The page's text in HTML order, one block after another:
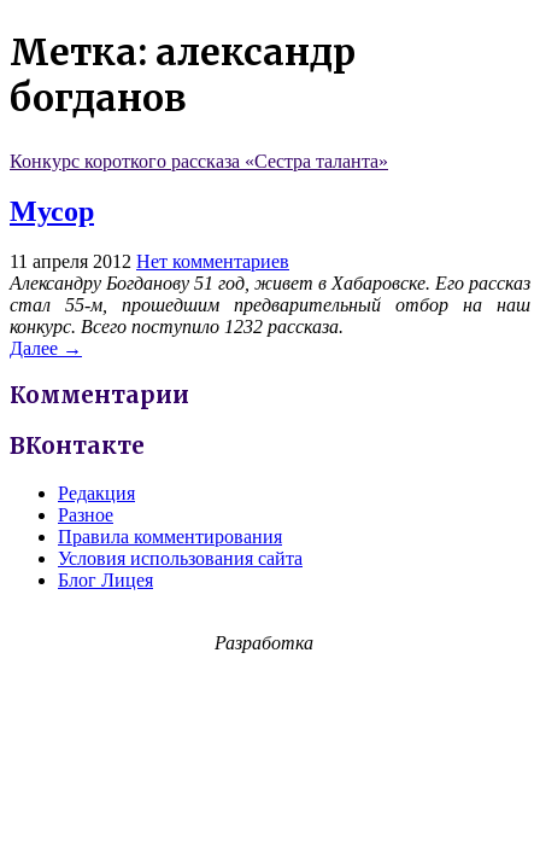
Метка: александр
богданов
Конкурс короткого рассказа «Сестра таланта»
Мусор
11 апреля 2012 Нет комментариев
Александру Богданову 51 год, живет в Хабаровске. Его рассказ
стал 55-м, прошедшим предварительный отбор на наш
конкурс. Всего поступило 1232 рассказа.
Далее →
Комментарии
ВКонтакте
Редакция
Разное
Правила комментирования
Условия использования сайта
Блог Лицея
Разработка